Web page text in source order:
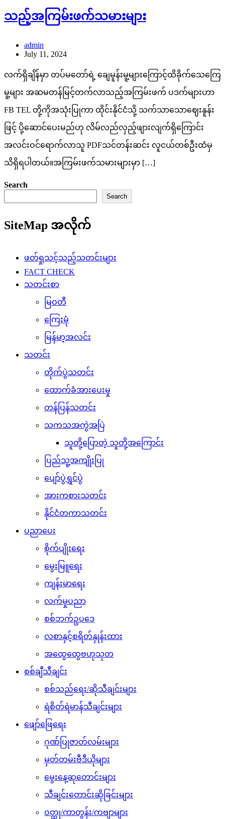
သည့်အကြမ်းဖက်သမားများ
admin
July 11, 2024
လက်ရှိချိန်မှာ တပ်မတော်ရဲ့ ချေမူန်းမူ့များကြောင့်ထိခိုက်သေကြေ
မူ့များ အဆမတန်မြင့်တက်လာသည့်အကြမ်းဖက် ပဒက်များဟာ
FB TEL တို့ကိုအသုံးပြုကာ ထိုင်းနိုင်ငံသို့ သက်သာသောဈေးနူန်း
ဖြင့် ပို့ဆောင်ပေးမည်ဟု လိမ်လည်လှည့်ဖျားလျက်ရှိကြောင်း
အလင်းဝင်ရောက်လာသူ PDFသင်တန်းဆင်း လူငယ်တစ်ဦးထံမှ
သိရှိရပါတယ်။အကြမ်းဖက်သမားများမှာ […]
Search
Search
SiteMap အလိုက်
ဖတ်ရှုသင့်သည့်သတင်းများ
FACT CHECK
သတင်းစာ
မြဝတီ
ကြေးမုံ
မြန်မာ့အလင်း
သတင်း
တိုက်ပွဲသတင်း
ထောက်ခံအားပေးမှု
တန်ပြန်သတင်း
သကသအကွဲအပြဲ
သူတို့ပြောတဲ့ သူတို့အကြောင်း
ပြည်သူ့အကျိုးပြု
ပျော်ပွဲရွှင်ပွဲ
အားကစားသတင်း
နိုင်ငံတကာသတင်း
ပညာပေး
စိုက်ပျိုးရေး
မွေးမြူရေး
ကျန်းမာရေး
လက်မှုပညာ
စစ်ဘက်ဥပဒေ
လစာနှင့်စရိတ်နှုန်းထား
အထွေထွေဗဟုသုတ
စစ်ချီသီချင်း
စစ်သည်ရေး/ဆိုသီချင်းများ
ရဲစိတ်ရဲမာန်သီချင်းများ
ဖျော်ဖြေရေး
ဂုဏ်ပြုဇာတ်လမ်းများ
မှတ်တမ်းဗီဒီယိုများ
မွေးနေ့ဆုတောင်းများ
သီချင်းတောင်းဆိုခြင်းများ
ဝတ္ထု/ကာတွန်း/ကဗျာများ